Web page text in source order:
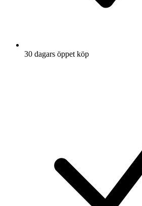
30 dagars öppet köp